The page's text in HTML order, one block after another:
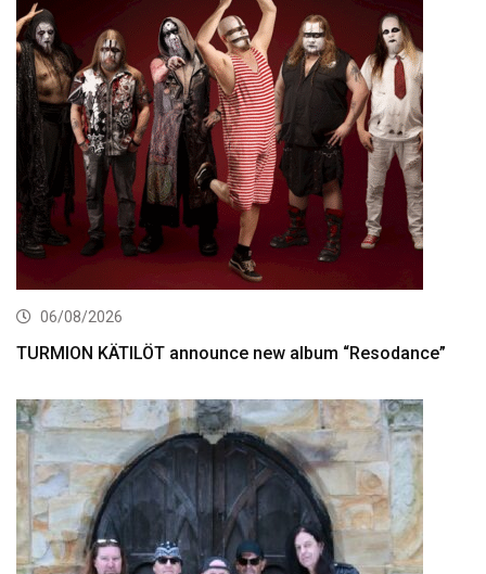
06/08/2026
TURMION KÄTILÖT announce new album “Resodance”